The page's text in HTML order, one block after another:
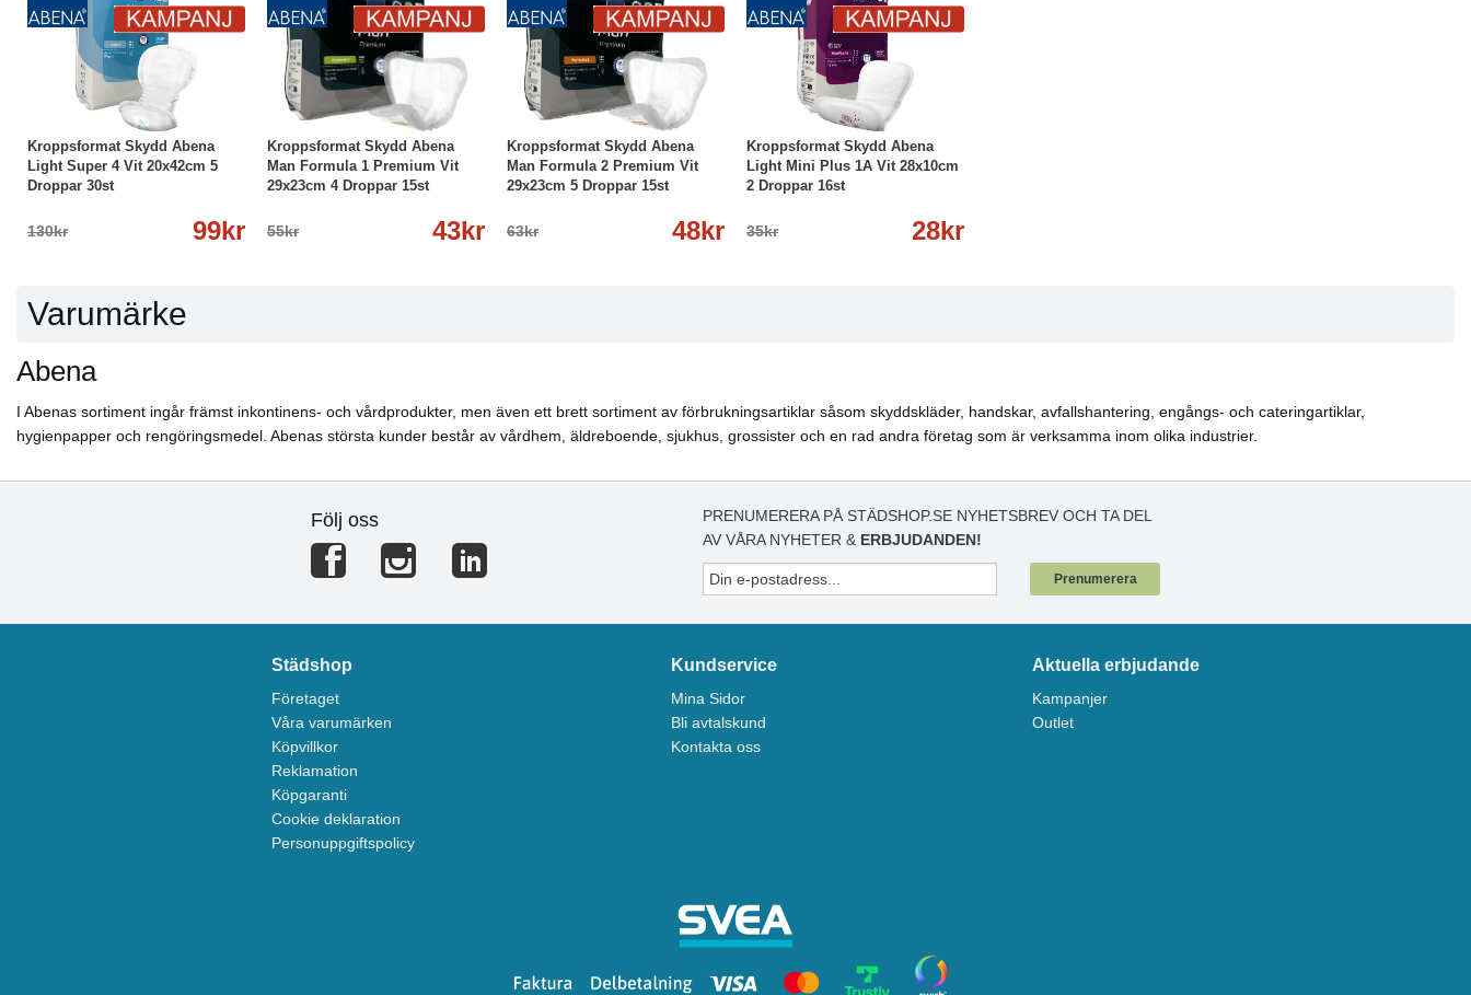
Kroppsformat Skydd Abena
Light Super 4 Vit 20x42cm 5
Droppar 30st
130kr 99kr
Köp Läs mer
Kroppsformat Skydd Abena
Man Formula 1 Premium Vit
29x23cm 4 Droppar 15st
55kr 43kr
-22% Köp Läs mer
Kroppsformat Skydd Abena
Man Formula 2 Premium Vit
29x23cm 5 Droppar 15st
63kr 48kr
-24% Köp Läs mer
Kroppsformat Skydd Abena
Light Mini Plus 1A Vit 28x10cm
2 Droppar 16st
35kr 28kr
Köp Läs mer
Varumärke
Abena
I Abenas sortiment ingår främst inkontinens- och vårdprodukter, men även ett brett sortiment av förbrukningsartiklar såsom skyddskläder, handskar, avfallshantering, engångs- och cateringartiklar,
hygienpapper och rengöringsmedel. Abenas största kunder består av vårdhem, äldreboende, sjukhus, grossister och en rad andra företag som är verksamma inom olika industrier.
Följ oss
PRENUMERERA PÅ STÄDSHOP.SE NYHETSBREV OCH TA DEL
AV VÅRA NYHETER & ERBJUDANDEN!
Prenumerera
Städshop
Företaget
Våra varumärken
Köpvillkor
Reklamation
Köpgaranti
Cookie deklaration
Personuppgiftspolicy
Kundservice
Mina Sidor
Bli avtalskund
Kontakta oss
Aktuella erbjudande
Kampanjer
Outlet